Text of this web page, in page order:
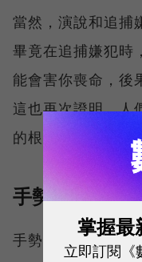
當然，演說和追捕
畢竟在追捕嫌犯時
能會害你喪命，後
這也再次證明，人
的根據就是你走路
手勢的要點
手勢真的有必要嗎
掌握最
立即訂閱《